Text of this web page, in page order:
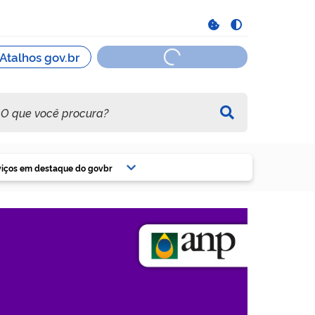
em destaque do govbr